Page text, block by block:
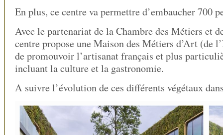
En plus, ce centre va permettre d’embaucher 700
Avec le partenariat de la Chambre des Métiers et
centre propose une Maison des Métiers d’Art (de
de promouvoir l’artisanat français et plus
incluant la culture et la gastronomie.
A suivre l’évolution de ces différents végétaux